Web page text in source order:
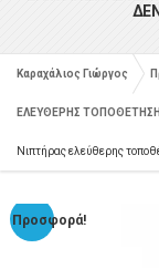
Καραχάλιος Γιώργος
ΕΛΕΥΘΕΡΗΣ
Νιπτήρας ελεύθερης
Προσφορά!